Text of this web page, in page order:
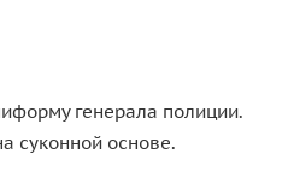
генерала полиции.
суконной основе.